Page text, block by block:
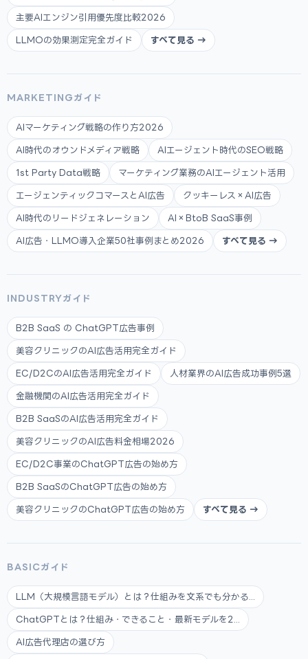
主要AIエンジン引用優先度比較2026
LLMOの効果測定完全ガイド すべて見る →
MARKETINGガイド
AIマーケティング戦略の作り方2026
AI時代のオウンドメディア戦略 AIエージェント時代のSEO戦略
1st Party Data戦略 マーケティング業務のAIエージェント活用
エージェンティックコマースとAI広告 クッキーレス×AI広告
AI時代のリードジェネレーション AI×BtoB SaaS事例
AI広告・LLMO導入企業50社事例まとめ2026 すべて見る →
INDUSTRYガイド
B2B SaaS の ChatGPT広告事例
美容クリニックのAI広告活用完全ガイド
EC/D2CのAI広告活用完全ガイド 人材業界のAI広告成功事例5選
金融機関のAI広告活用完全ガイド
B2B SaaSのAI広告活用完全ガイド
美容クリニックのAI広告料金相場2026
EC/D2C事業のChatGPT広告の始め方
B2B SaaSのChatGPT広告の始め方
美容クリニックのChatGPT広告の始め方 すべて見る →
BASICガイド
LLM（大規模言語モデル）とは？仕組みを文系でも分かる...
ChatGPTとは？仕組み・できること・最新モデルを2...
AI広告代理店の選び方